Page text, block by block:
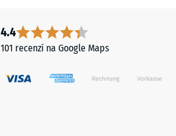
4.4
101 recenzí na Google Maps